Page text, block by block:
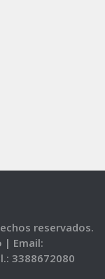
reservados.
| Email:
3388672080